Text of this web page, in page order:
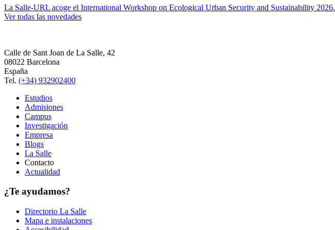
La Salle-URL acoge el International Workshop on Ecological Urban Security and Sustainability 2026.
Ver todas las novedades
Calle de Sant Joan de La Salle, 42
08022 Barcelona
España
Tel. (+34) 932902400
Estudios
Admisiones
Campus
Investigación
Empresa
Blogs
La Salle
Contacto
Actualidad
¿Te ayudamos?
Directorio La Salle
Mapa e instalaciones